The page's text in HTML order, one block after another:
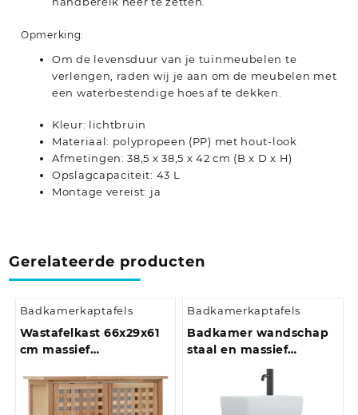
Opmerking:
Om de levensduur van je tuinmeubelen te
verlengen, raden wij je aan om de meubelen met
een waterbestendige hoes af te dekken.
Kleur: lichtbruin
Materiaal: polypropeen (PP) met hout-look
Afmetingen: 38,5 x 38,5 x 42 cm (B x D x H)
Opslagcapaciteit: 43 L
Montage vereist: ja
Gerelateerde producten
Badkamerkaptafels
Wastafelkast 66x29x61
cm massief
Badkamerkaptafels
Badkamer wandschap
staal en massief